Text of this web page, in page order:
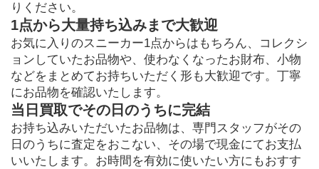
りください。
1点から大量持ち込みまで大歓迎
お気に入りのスニーカー1点からはもちろん、コレクシ
ョンしていたお品物や、使わなくなったお財布、小物
などをまとめてお持ちいただく形も大歓迎です。丁寧
にお品物を確認いたします。
当日買取でその日のうちに完結
お持ち込みいただいたお品物は、専門スタッフがその
日のうちに査定をおこない、その場で現金にてお支払
いいたします。お時間を有効に使いたい方にもおすす